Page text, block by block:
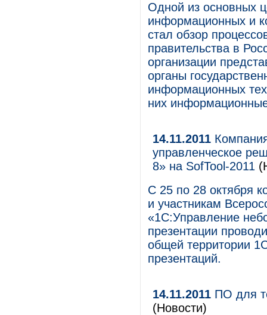
Одной из основных
информационных и
стал обзор
правительства в
организации
органы
информационных
них
14.11.2011
управленческое
8» на SofTool-2011
С 25 по 28 октября
и участникам
«1С:Управление
презентации
общей территории
презентаций.
14.11.2011 ПО для
(Новости)